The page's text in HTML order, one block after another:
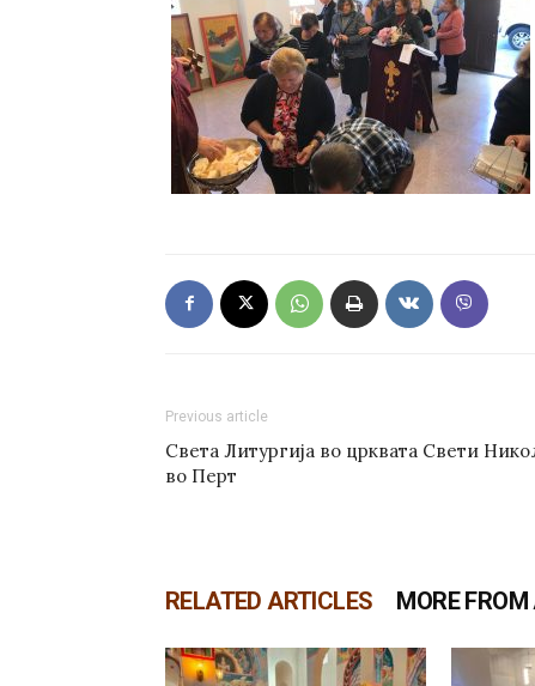
Previous article
Света Литургија во црквата Свети
во Перт
RELATED ARTICLES MORE